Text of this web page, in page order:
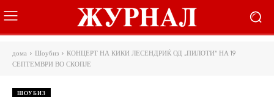
дома Шоубиз
КОНЦЕРТ НА КИКИ ЛЕСЕНДРИЌ ОД „ПИЛОТИ“ НА 19
СЕПТЕМВРИ ВО СКОПЈЕ
ШОУБИЗ